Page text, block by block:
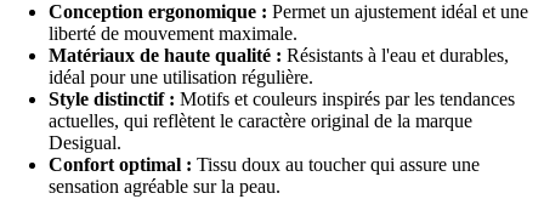
Conception ergonomique : Permet un ajustement idéal et une
liberté de mouvement maximale.
Matériaux de haute qualité : Résistants à l'eau et durables,
idéal pour une utilisation régulière.
Style distinctif : Motifs et couleurs inspirés par les tendances
actuelles, qui reflètent le caractère original de la marque
Desigual.
Confort optimal : Tissu doux au toucher qui assure une
sensation agréable sur la peau.